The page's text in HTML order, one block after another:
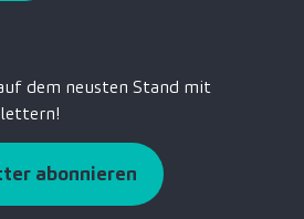
dem neusten Stand mit
abonnieren